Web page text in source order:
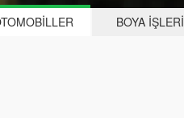
BOYA İŞLERI